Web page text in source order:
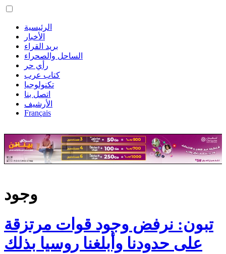
الرئيسية
الأخبار
بريد القراء
الساحل والصحراء
رأي حر
كتاب عرب
تكنولوجيا
اتصل بنا
الأرشيف
Français
وجود
تبون: نرفض وجود قوات مرتزقة
على حدودنا وأبلغنا روسيا بذلك